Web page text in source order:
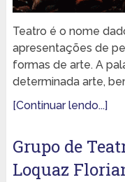
Teatro é o nome
apresentações de
formas de arte. A
determinada arte,
[Continuar lendo...]
Grupo de
Loquaz